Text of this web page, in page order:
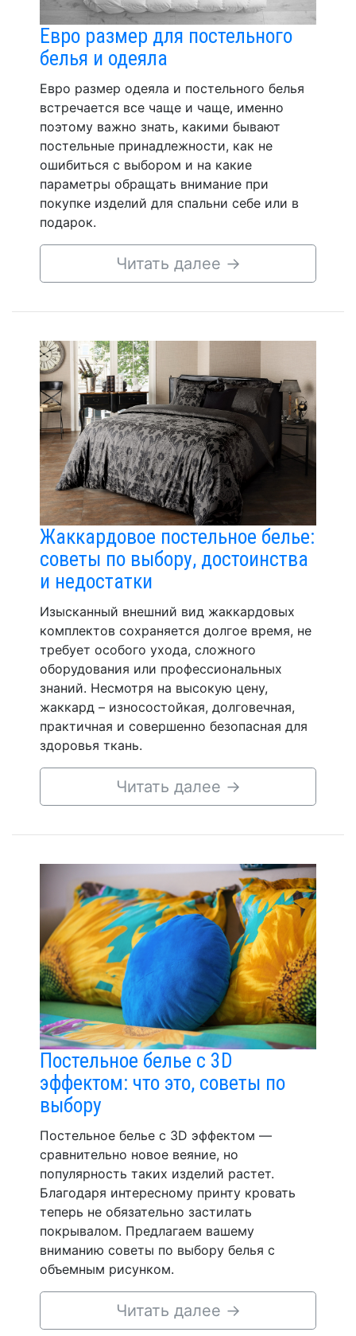
Евро размер для постельного
белья и одеяла
Евро размер одеяла и постельного белья
встречается все чаще и чаще, именно
поэтому важно знать, какими бывают
постельные принадлежности, как не
ошибиться с выбором и на какие
параметры обращать внимание при
покупке изделий для спальни себе или в
подарок.
Читать далее →
Жаккардовое постельное белье:
советы по выбору, достоинства
и недостатки
Изысканный внешний вид жаккардовых
комплектов сохраняется долгое время, не
требует особого ухода, сложного
оборудования или профессиональных
знаний. Несмотря на высокую цену,
жаккард – износостойкая, долговечная,
практичная и совершенно безопасная для
здоровья ткань.
Читать далее →
Постельное белье с 3D
эффектом: что это, советы по
выбору
Постельное белье с 3D эффектом —
сравнительно новое веяние, но
популярность таких изделий растет.
Благодаря интересному принту кровать
теперь не обязательно застилать
покрывалом. Предлагаем вашему
вниманию советы по выбору белья с
объемным рисунком.
Читать далее →